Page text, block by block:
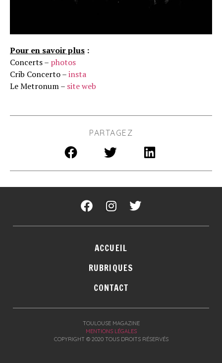
Pour en savoir plus :
Concerts – photos
Crib Concerto –insta
Le Metronum – site web
PARTAGEZ
ACCUEIL
RUBRIQUES
CONTACT
TOULOUSE MAGAZINE
MENTIONS LÉGALES
COPYRIGHT © 2020 TOUS DROITS RÉSERVÉS